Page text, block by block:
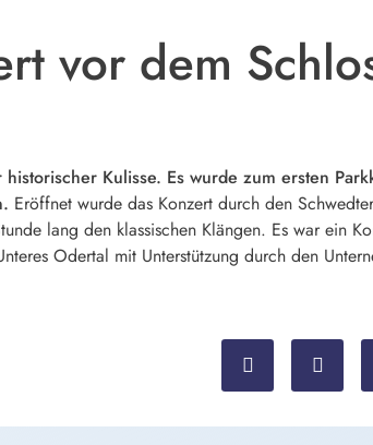
vor dem
Kulisse. Es wurde zum ersten
Eröffnet wurde das Konzert durch den
lang den klassischen Klängen. Es war ein
Odertal mit Unterstützung durch den